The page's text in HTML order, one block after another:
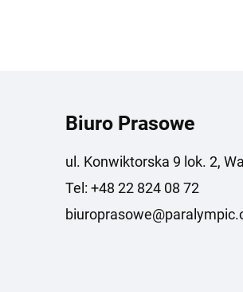
Biuro Prasowe
ul. Konwiktorska 9 lok. 2,
Tel: +48 22 824 08 72